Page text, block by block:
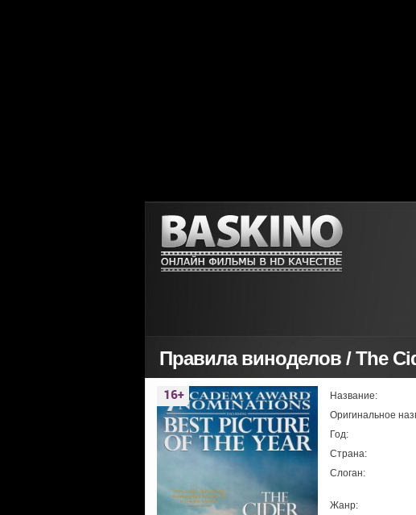
Правила виноделов / The
Название:
Оригинальное
Год:
Страна:
Слоган:
Жанр: